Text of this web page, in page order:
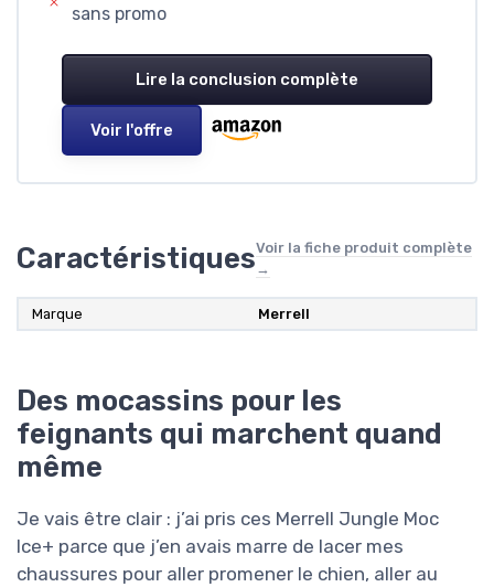
sans promo
Lire la conclusion complète
Voir l'offre
CaractéristiquesVoir la fiche produit complète
→
Marque Merrell
Des mocassins pour les
feignants qui marchent quand
même
Je vais être clair : j’ai pris ces Merrell Jungle Moc
Ice+ parce que j’en avais marre de lacer mes
chaussures pour aller promener le chien, aller au